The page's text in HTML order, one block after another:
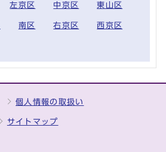
左京区 中京区 東山区
南区 右京区 西京区
個人情報の取扱い
サイトマップ